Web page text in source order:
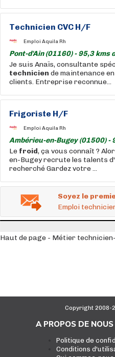
Technicien CVC H/F
Emploi Aquila Rh
Pont-d'Ain (01160) - 95,3 kms
Je suis Anaïs, consultante
technicien de maintenance
clients. Entreprise reconnue...
Frigoriste H/F
Emploi Aquila Rh
Ambérieu-en-Bugey (01500) -
Le froid, ça vous connaît ?
en-Bugey recrute les talents
recherché Gardez votre ...
Soyez le
Emploi
Haut de page - Métier
Copyright 2008-
A PROPOS DE NOUS
Politique de
Conditions